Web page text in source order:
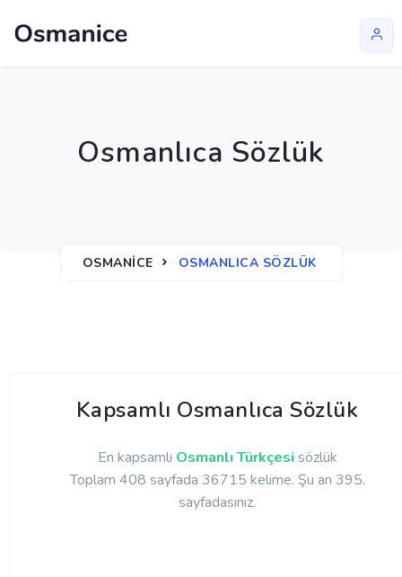
Osmanlıca Sözlük
OSMANICE OSMANLICA SÖZLÜK
Kapsamlı Osmanlıca Sözlük
En kapsamlı Osmanlı Türkçesi sözlük
Toplam 408 sayfada 36715 kelime. Şu an 395.
sayfadasınız.